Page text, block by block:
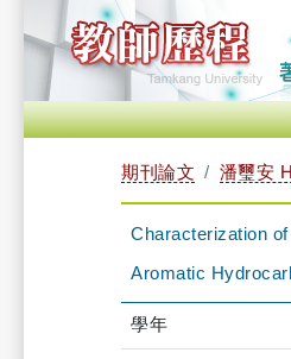
期刊論文 潘璽安
Characterization
Aromatic
學年